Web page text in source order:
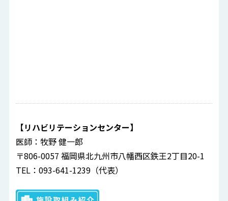
【リハビリテーションセンター】
医師：牧野 健一郎
〒806-0057 福岡県北九州市八幡西区鉄王2丁目20-1
TEL：093-641-1239（代表）